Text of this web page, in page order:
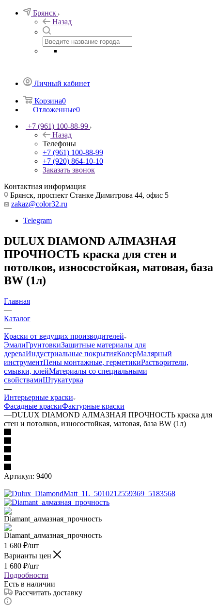
Брянск
Назад
Личный кабинет
Корзина0
Отложенные0
+7 (961) 100-88-99
Назад
Телефоны
+7 (961) 100-88-99
+7 (920) 864-10-10
Заказать звонок
Контактная информация
Брянск, проспект Станке Димитрова 44, офис 5
zakaz@color32.ru
Telegram
DULUX DIAMOND АЛМАЗНАЯ
ПРОЧНОСТЬ краска для стен и
потолков, износостойкая, матовая, база
BW (1л)
Главная
—
Каталог
—
Краски от ведущих производителей
ЭмалиГрунтовкиЗащитные материалы для
дереваИндустриальные покрытияКолерМалярный
инструментПены монтажные, герметикиРастворители,
смывки, клейМатериалы со специальными
свойствамиШтукатурка
—
Интерьерные краски
Фасадные краскиФактурные краски
—DULUX DIAMOND АЛМАЗНАЯ ПРОЧНОСТЬ краска для
стен и потолков, износостойкая, матовая, база BW (1л)
Артикул: 9400
1 680 ₽/шт
Варианты цен
1 680 ₽/шт
Подробности
Есть в наличии
Рассчитать доставку